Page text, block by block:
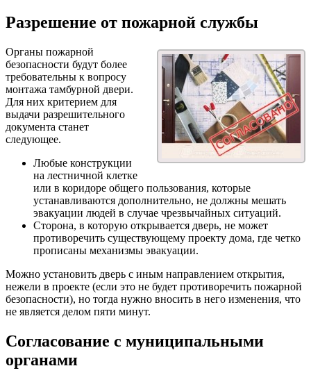
Разрешение от пожарной службы
Органы пожарной
безопасности будут более
требовательны к вопросу
монтажа тамбурной двери.
Для них критерием для
выдачи разрешительного
документа станет
следующее.
Любые конструкции
на лестничной клетке
или в коридоре общего пользования, которые
устанавливаются дополнительно, не должны мешать
эвакуации людей в случае чрезвычайных ситуаций.
Сторона, в которую открывается дверь, не может
противоречить существующему проекту дома, где четко
прописаны механизмы эвакуации.
Можно установить дверь с иным направлением открытия,
нежели в проекте (если это не будет противоречить пожарной
безопасности), но тогда нужно вносить в него изменения, что
не является делом пяти минут.
Согласование с муниципальными
органами